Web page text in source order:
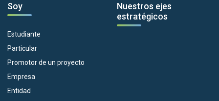
Soy
Estudiante
Particular
Promotor de un proyecto
Empresa
Entidad
Nuestros ejes
estratégicos